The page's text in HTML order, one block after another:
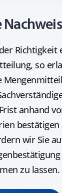
Richtigkeit
so
anhand
bestätigen
wir Sie
zu lassen.